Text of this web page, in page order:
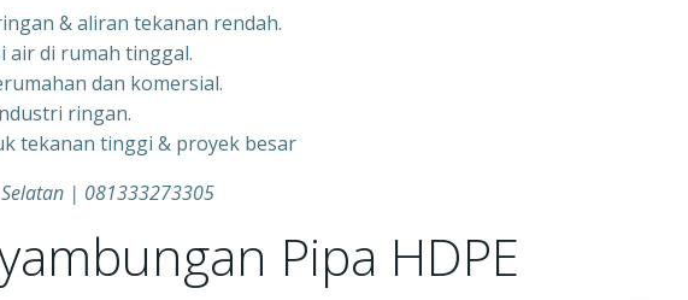
& aliran tekanan rendah.
air di rumah tinggal.
dan komersial.
ringan.
tekanan tinggi & proyek besar
Selatan | 081333273305
Pipa HDPE